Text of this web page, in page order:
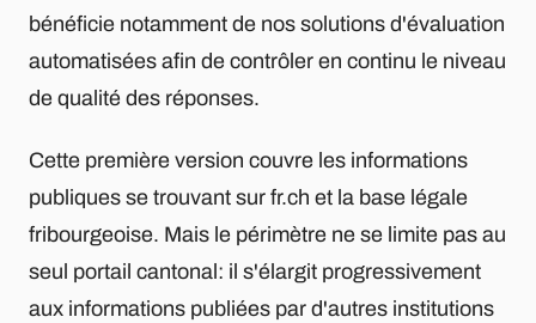
bénéficie notamment de nos solutions d'évaluation
automatisées afin de contrôler en continu le niveau
de qualité des réponses.
Cette première version couvre les informations
publiques se trouvant sur fr.ch et la base légale
fribourgeoise. Mais le périmètre ne se limite pas au
seul portail cantonal: il s'élargit progressivement
aux informations publiées par d'autres institutions